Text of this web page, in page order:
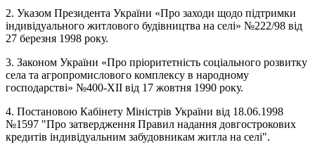
2. Указом Президента України «Про заходи щодо підтримки
індивідуального житлового будівництва на селі» №222/98 від
27 березня 1998 року.
3. Законом України «Про пріоритетність соціального розвитку
села та агропромислового комплексу в народному
господарстві» №400-XII від 17 жовтня 1990 року.
4. Постановою Кабінету Міністрів України від 18.06.1998
№1597 "Про затвердження Правил надання довгострокових
кредитів індивідуальним забудовникам житла на селі".